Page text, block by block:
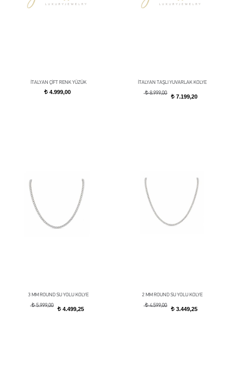
İTALYAN ÇİFT RENK YÜZÜK
t4.999,00
İTALYAN TAŞLI YUVARLAK KOLYE
t8.999,00
t 7.199,20
3 MM ROUND SU YOLU KOLYE
t5.999,00
t4.499,25
2 MM ROUND SU YOLU KOLYE
t4.599,00
t 3.449,25